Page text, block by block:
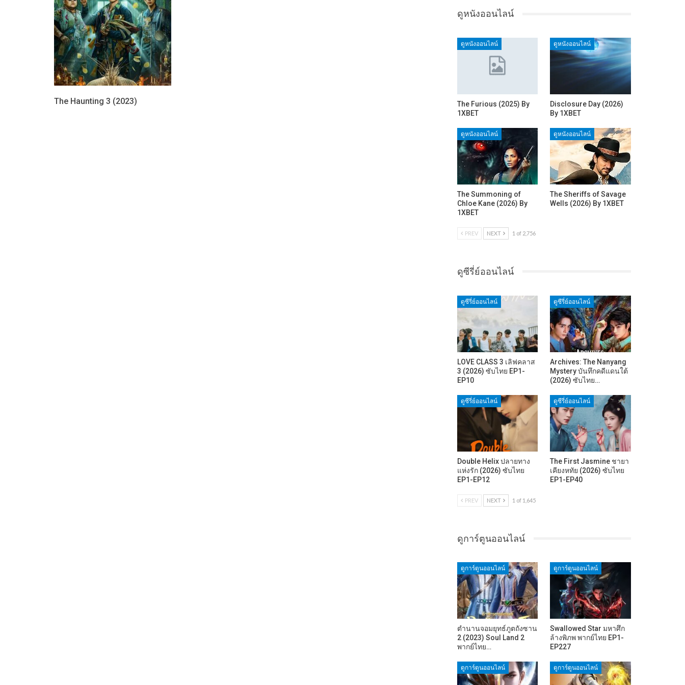
The Haunting 3 (2023)
ดูหนังออนไลน์
ดูหนังออนไลน์
The Furious (2025) By
1XBET
ดูหนังออนไลน์
Disclosure Day (2026)
By 1XBET
ดูหนังออนไลน์
The Summoning of
Chloe Kane (2026) By
1XBET
ดูหนังออนไลน์
The Sheriffs of Savage
Wells (2026) By 1XBET
PREV NEXT 1 of 2,756
ดูซีรี่ย์ออนไลน์
ดูซีรี่ย์ออนไลน์
LOVE CLASS 3 เลิฟคลาส
3 (2026) ซับไทย EP1-
EP10
ดูซีรี่ย์ออนไลน์
Archives: The Nanyang
Mystery บันทึกคดีแดนใต้
(2026) ซับไทย…
ดูซีรี่ย์ออนไลน์
Double Helix ปลายทาง
แห่งรัก (2026) ซับไทย
EP1-EP12
ดูซีรี่ย์ออนไลน์
The First Jasmine ชายา
เคียงหทัย (2026) ซับไทย
EP1-EP40
PREV NEXT 1 of 1,645
ดูการ์ตูนออนไลน์
ดูการ์ตูนออนไลน์
ตำนานจอมยุทธ์ภูตถังซาน
2 (2023) Soul Land 2
พากย์ไทย…
ดูการ์ตูนออนไลน์
Swallowed Star มหาศึก
ล้างพิภพ พากย์ไทย EP1-
EP227
ดูการ์ตูนออนไลน์ ดูการ์ตูนออนไลน์